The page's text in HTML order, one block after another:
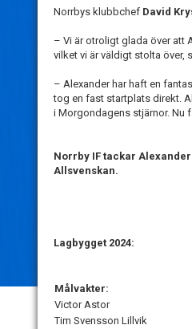
Norrbys klubbchef David
– Vi är otroligt glada över att
vilket vi är väldigt stolta över,
– Alexander har haft en
tog en fast startplats direkt.
i Morgondagens stjärnor. Nu
Norrby IF tackar
Allsvenskan.
Lagbygget 2024:
Målvakter:
Victor Astor
Tim Svensson Lillvik